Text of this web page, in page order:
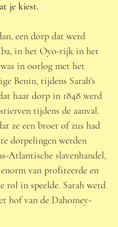
je kiest.
een dorp dat werd
in het Oyo-rijk in het
in oorlog met het
Benin, tijdens Sarah's
haar dorp in 1848 werd
tijdens de aanval.
ze een broer of zus had
dorpelingen werden
Atlantische slavenhandel,
van profiteerde en
rol in speelde. Sarah werd
hof van de Dahomey-